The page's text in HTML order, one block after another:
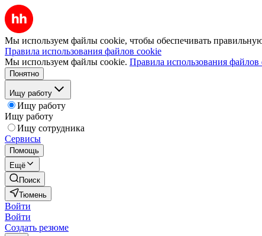
Мы используем файлы cookie, чтобы обеспечивать
Правила использования файлов cookie
Мы используем файлы cookie. Правила использования файлов
Понятно
Ищу работу
Ищу работу
Ищу работу
Ищу сотрудника
Сервисы
Помощь
Ещё
Поиск
Тюмень
Войти
Войти
Создать резюме